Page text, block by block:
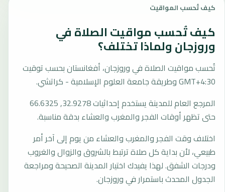
كيف تُحسب المواقيت
كيف تُحسب مواقيت الصلاة في
وروزجان ولماذا تختلف؟
تُحسب مواقيت الصلاة في وروزجان، أفغانستان بحسب توقيت
GMT+4:30 وطريقة جامعة العلوم الإسلامية - كراتشي.
المرجع العام للمدينة يستخدم إحداثيات 32.9278, 66.6325
حتى تظهر أوقات الفجر والمغرب والعشاء بدقة مناسبة.
اختلاف وقت الفجر والمغرب والعشاء من يوم إلى آخر أمر
طبيعي، لأن بداية كل صلاة ترتبط بالشروق والزوال والغروب
ودرجات الشفق. لهذا يفيدك اختيار المدينة الصحيحة ومراجعة
الجدول المحدث باستمرار في وروزجان.